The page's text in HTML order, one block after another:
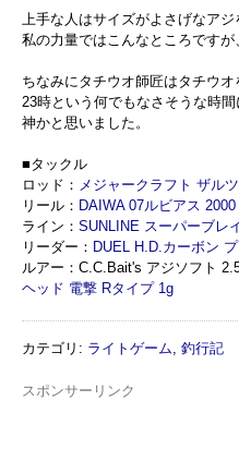
上手な人はサイズがよさげなアジ
私の力量ではこんなところですが
ちなみにタチウオ師匠はタチウオ
23時という何でもなさそうな時
神かと思いました。
■タックル
ロッド： メジャークラフト ザル
リール： DAIWA 07ルビアス 2000
ライン： SUNLINE スーパーブレ
リーダー： DUEL H.D.カーボン
ルアー：C.C.Bait's アジソフト
ヘッド 電撃 Rタイプ 1g
カテゴリ : ライトゲーム 釣行記
スポンサーリンク